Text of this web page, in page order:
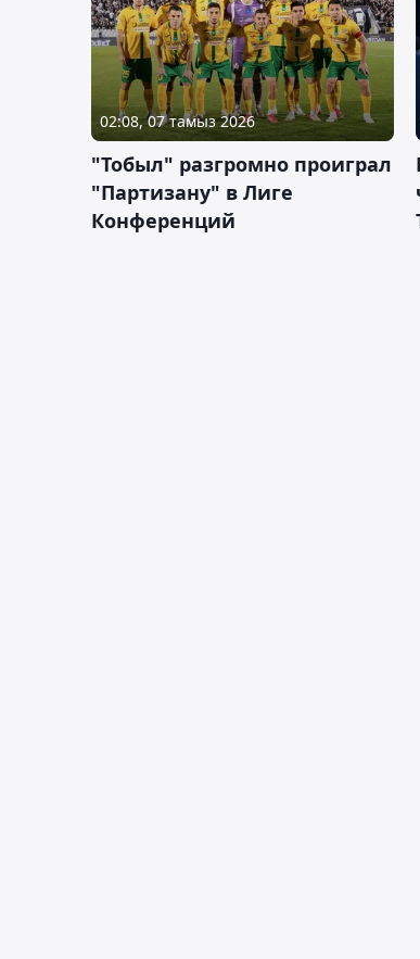
02:08, 07 тамыз 2026
"Тобыл" разгромно проиграл
"Партизану" в Лиге
Конференций